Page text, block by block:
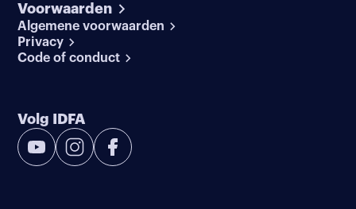
Voorwaarden
Algemene voorwaarden
Privacy
Code of conduct
Volg IDFA